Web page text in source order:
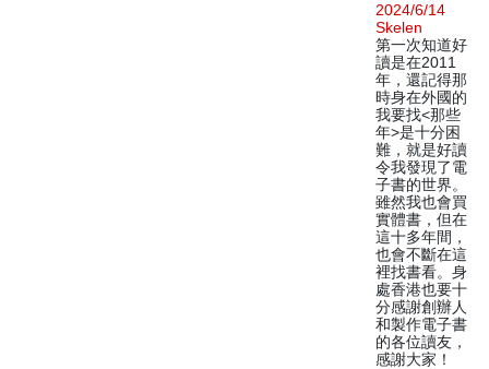
2024/6/14
Skelen
第一次知道好
讀是在2011
年，還記得那
時身在外國的
我要找<那些
年>是十分困
難，就是好讀
令我發現了電
子書的世界。
雖然我也會買
實體書，但在
這十多年間，
也會不斷在這
裡找書看。身
處香港也要十
分感謝創辦人
和製作電子書
的各位讀友，
感謝大家！